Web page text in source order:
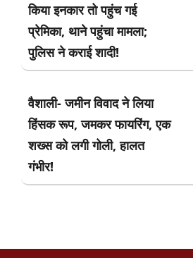
किया इनकार तो पहुंच गई
प्रेमिका, थाने पहुंचा मामला;
पुलिस ने कराई शादी!
वैशाली- जमीन विवाद ने लिया
हिंसक रूप, जमकर फायरिंग, एक
शख्स को लगी गोली, हालत
गंभीर!